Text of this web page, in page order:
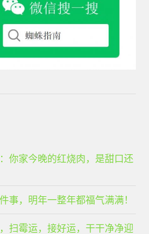
你家今晚的红烧肉，是甜口还
事，明年一整年都福气满满！
扫霉运，接好运，干干净净迎